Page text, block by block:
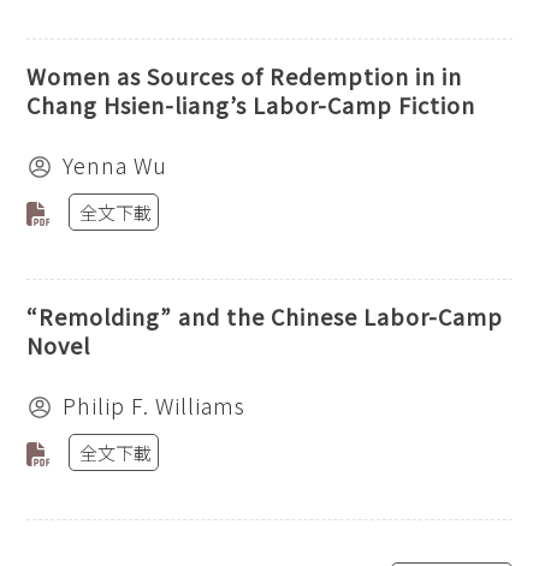
Women as Sources of Redemption in in
Chang Hsien-liang’s Labor-Camp Fiction
Yenna Wu
全文下載
“Remolding” and the Chinese Labor-Camp
Novel
Philip F. Williams
全文下載